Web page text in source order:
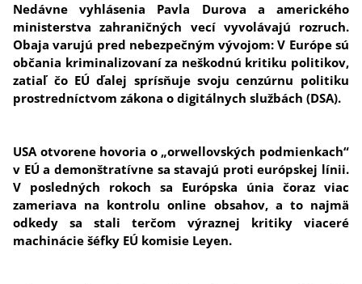
Nedávne vyhlásenia Pavla Durova a amerického
ministerstva zahraničných vecí vyvolávajú rozruch.
Obaja varujú pred nebezpečným vývojom: V Európe sú
občania kriminalizovaní za neškodnú kritiku politikov,
zatiaľ čo EÚ ďalej sprísňuje svoju cenzúrnu politiku
prostredníctvom zákona o digitálnych službách (DSA).
USA otvorene hovoria o „orwellovských podmienkach“
v EÚ a demonštratívne sa stavajú proti európskej línii.
V posledných rokoch sa Európska únia čoraz viac
zameriava na kontrolu online obsahov, a to najmä
odkedy sa stali terčom výraznej kritiky viaceré
machinácie šéfky EÚ komisie Leyen.